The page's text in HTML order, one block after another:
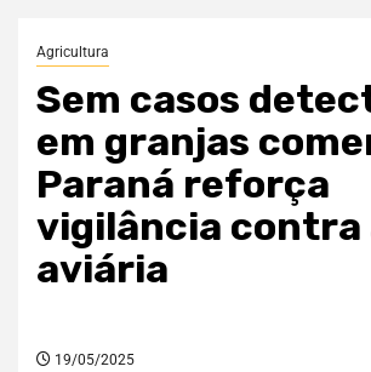
Agricultura
Sem casos
em granjas
Paraná reforça
vigilância contra
aviária
19/05/2025